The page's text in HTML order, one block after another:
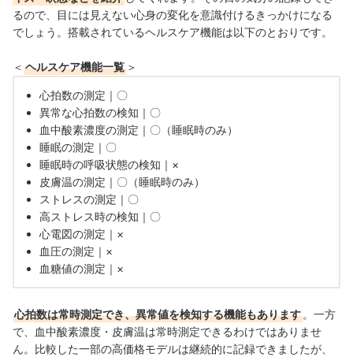
るので、目には見えない心身の変化を意識付けるきっかけになる
でしょう。搭載されているヘルスケア機能は以下のとおりです。
＜ ヘルスケア機能一覧 ＞
心拍数の測定｜〇
異常な心拍数の検知｜〇
血中酸素濃度の測定｜〇（睡眠時のみ）
睡眠の測定｜〇
睡眠時の呼吸状態の検知｜×
皮膚温の測定｜〇（睡眠時のみ）
ストレスの測定｜〇
高ストレス時の検知｜〇
心電図の測定｜×
血圧の測定｜×
血糖値の測定｜×
心拍数は常時測定でき、異常値を検知する機能もあります 。一方
で、血中酸素濃度・皮膚温は常時測定できるわけではありませ
ん。比較した一部の高価格モデルは継続的に記録できましたが、